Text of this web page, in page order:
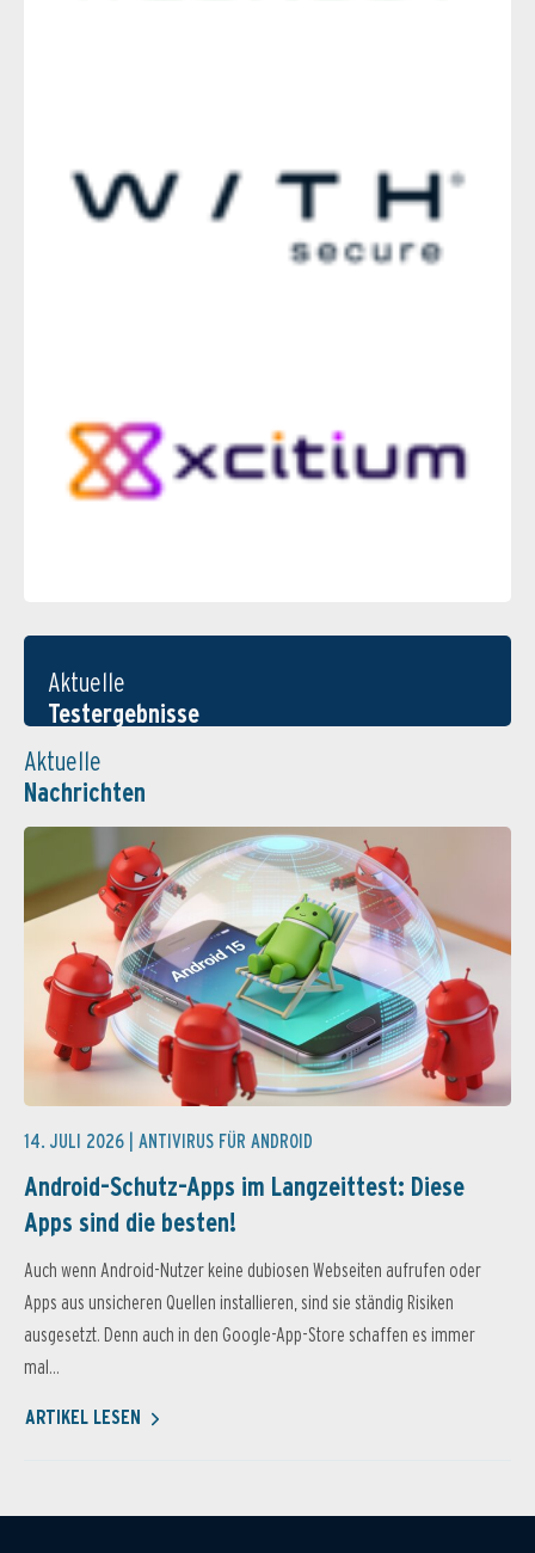
Aktuelle
Testergebnisse
Aktuelle
Nachrichten
14. JULI 2026 | ANTIVIRUS FÜR ANDROID
Android-Schutz-Apps im Langzeittest: Diese
Apps sind die besten!
Auch wenn Android-Nutzer keine dubiosen Webseiten aufrufen oder
Apps aus unsicheren Quellen installieren, sind sie ständig Risiken
ausgesetzt. Denn auch in den Google-App-Store schaffen es immer
mal...
ARTIKEL LESEN